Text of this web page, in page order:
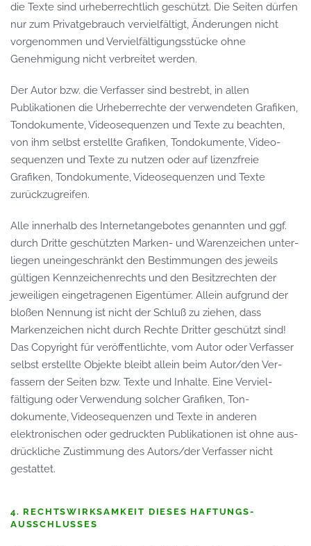
die Texte sind urheberrechtlich geschützt. Die Seiten dürfen
nur zum Privatgebrauch vervielfältigt, Änderungen nicht
vorgenommen und Vervielfältigungsstücke ohne
Genehmigung nicht verbreitet werden.
Der Autor bzw. die Verfasser sind bestrebt, in allen
Publikationen die Urheber­rechte der verwendeten Grafiken,
Ton­dokumente, Video­sequenzen und Texte zu beachten,
von ihm selbst erstellte Grafiken, Ton­dokumente, Video­
sequenzen und Texte zu nutzen oder auf lizenz­freie
Grafiken, Ton­dokumente, Videos­equenzen und Texte
zurück­zu­greifen.
Alle innerhalb des Internet­angebotes ge­nannten und ggf.
durch Dritte ge­schützten Marken- und Waren­zeichen unter­
liegen unein­geschränkt den Bestim­mungen des jeweils
gültigen Kenn­zeichen­rechts und den Besitz­rechten der
jeweiligen ein­ge­tragenen Eigen­tümer. Allein auf­grund der
bloßen Nennung ist nicht der Schluß zu ziehen, dass
Marken­zeichen nicht durch Rechte Dritter geschützt sind!
Das Copyright für veröffent­lichte, vom Autor oder Verfasser
selbst er­stellte Objekte bleibt allein beim Autor/den Ver­
fassern der Seiten bzw. Texte und Inhalte. Eine Verviel­
fältigung oder Ver­wendung solcher Grafiken, Ton­
dokumente, Video­sequenzen und Texte in anderen
elektron­ischen oder ge­druckten Publikationen ist ohne aus­
drückliche Zustimmung des Autors/der Ver­fasser nicht
gestattet.
4. RECHTSWIRKSAMKEIT DIESES HAFTUNGS­
AUSSCHLUSSES